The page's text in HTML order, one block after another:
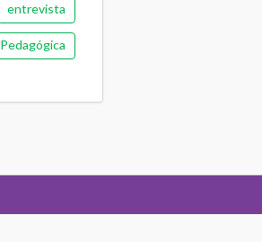
entrevista
Pedagógica